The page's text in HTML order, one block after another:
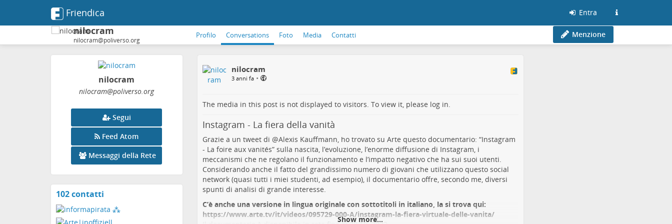
Friendica Entra
nilocram
nilocram@poliverso.org
Profilo Conversations Foto Media Contatti Menzione
nilocram
nilocram@poliverso.org
Segui
Feed Atom
Messaggi della Rete
102 contatti
contatti
nilocram
3 anni fa •
The media in this post is not displayed to visitors. To view it, please log in.
Instagram - La fiera della vanità
Grazie a un tweet di @Alexis Kauffmann, ho trovato su Arte questo documentario: “Instagram
- La foire aux vanités” sulla nascita, l’evoluzione, l’enorme diffusione di Instagram, i
meccanismi che ne regolano il funzionamento e l’impatto negativo che ha sui suoi utenti.
Considerando anche il fatto del grandissimo numero di giovani che utilizzano questo social
network (quasi tutti i miei studenti, ad esempio), il documentario offre, secondo me, diversi
spunti di analisi di grande interesse.
C’è anche una versione in lingua originale con sottotitoli in italiano, la si trova qui:
https://www.arte.tv/it/videos/095729-000-A/instagram-la-fiera-virtuale-delle-vanita/
Show more...